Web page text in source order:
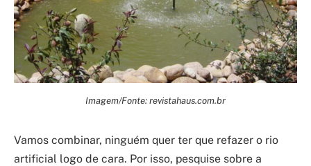
Imagem/Fonte: revistahaus.com.br
Vamos combinar, ninguém quer ter que refazer o rio
artificial logo de cara. Por isso, pesquise sobre a